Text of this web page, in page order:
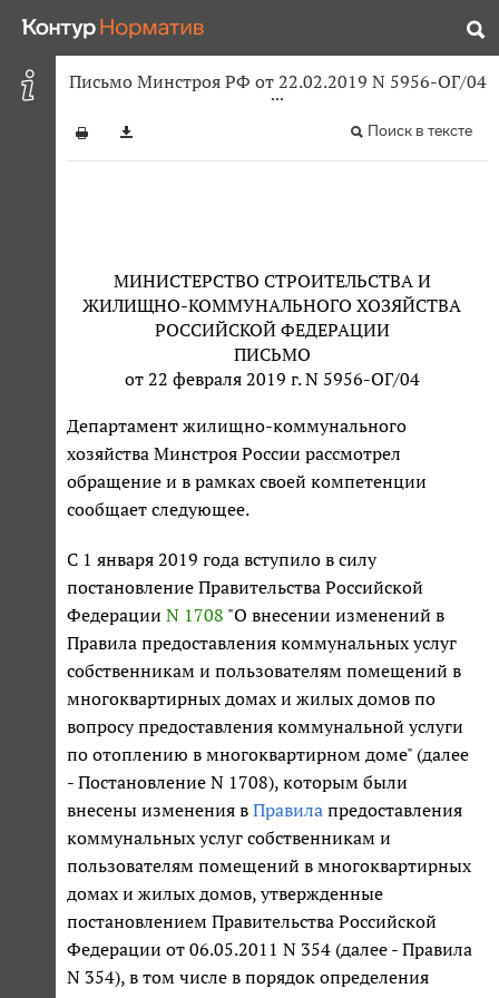
Письмо Минстроя РФ от 22.02.2019 N 5956-ОГ/04
Поиск в тексте
МИНИСТЕРСТВО СТРОИТЕЛЬСТВА И
ЖИЛИЩНО-КОММУНАЛЬНОГО ХОЗЯЙСТВА
РОССИЙСКОЙ ФЕДЕРАЦИИ
ПИСЬМО
от 22 февраля 2019 г. N 5956-ОГ/04
Департамент жилищно-коммунального
хозяйства Минстроя России рассмотрел
обращение и в рамках своей компетенции
сообщает следующее.
С 1 января 2019 года вступило в силу
постановление Правительства Российской
Федерации N 1708 "О внесении изменений в
Правила предоставления коммунальных услуг
собственникам и пользователям помещений в
многоквартирных домах и жилых домов по
вопросу предоставления коммунальной услуги
по отоплению в многоквартирном доме" (далее
- Постановление N 1708), которым были
внесены изменения в Правила предоставления
коммунальных услуг собственникам и
пользователям помещений в многоквартирных
домах и жилых домов, утвержденные
постановлением Правительства Российской
Федерации от 06.05.2011 N 354 (далее - Правила
N 354), в том числе в порядок определения